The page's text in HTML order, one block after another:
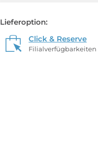
Lieferoption:
Click & Reserve
Filialverfügbarkeiten